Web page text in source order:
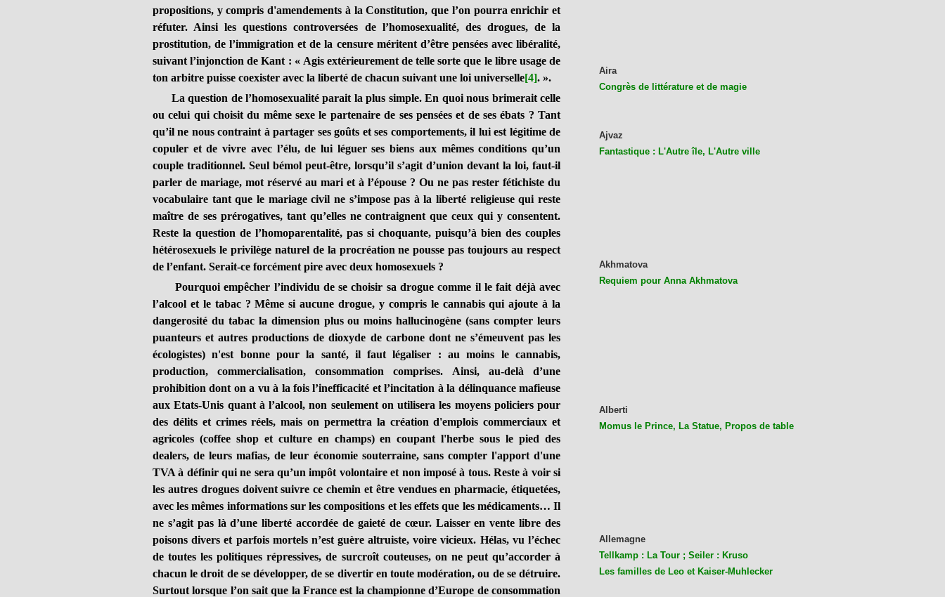
propositions, y compris d'amendements à la Constitution, que l’on pourra enrichir et
réfuter. Ainsi les questions controversées de l’homosexualité, des drogues, de la
prostitution, de l’immigration et de la censure méritent d’être pensées avec libéralité,
suivant l’injonction de Kant : « Agis extérieurement de telle sorte que le libre usage de
ton arbitre puisse coexister avec la liberté de chacun suivant une loi universelle[4]. ».
La question de l’homosexualité parait la plus simple. En quoi nous brimerait celle
ou celui qui choisit du même sexe le partenaire de ses pensées et de ses ébats ? Tant
qu’il ne nous contraint à partager ses goûts et ses comportements, il lui est légitime de
copuler et de vivre avec l’élu, de lui léguer ses biens aux mêmes conditions qu’un
couple traditionnel. Seul bémol peut-être, lorsqu’il s’agit d’union devant la loi, faut-il
parler de mariage, mot réservé au mari et à l’épouse ? Ou ne pas rester fétichiste du
vocabulaire tant que le mariage civil ne s’impose pas à la liberté religieuse qui reste
maître de ses prérogatives, tant qu’elles ne contraignent que ceux qui y consentent.
Reste la question de l’homoparentalité, pas si choquante, puisqu’à bien des couples
hétérosexuels le privilège naturel de la procréation ne pousse pas toujours au respect
de l’enfant. Serait-ce forcément pire avec deux homosexuels ?
Pourquoi empêcher l’individu de se choisir sa drogue comme il le fait déjà avec
l’alcool et le tabac ? Même si aucune drogue, y compris le cannabis qui ajoute à la
dangerosité du tabac la dimension plus ou moins hallucinogène (sans compter leurs
puanteurs et autres productions de dioxyde de carbone dont ne s’émeuvent pas les
écologistes) n'est bonne pour la santé, il faut légaliser : au moins le cannabis,
production, commercialisation, consommation comprises. Ainsi, au-delà d’une
prohibition dont on a vu à la fois l’inefficacité et l’incitation à la délinquance mafieuse
aux Etats-Unis quant à l’alcool, non seulement on utilisera les moyens policiers pour
des délits et crimes réels, mais on permettra la création d'emplois commerciaux et
agricoles (coffee shop et culture en champs) en coupant l'herbe sous le pied des
dealers, de leurs mafias, de leur économie souterraine, sans compter l'apport d'une
TVA à définir qui ne sera qu’un impôt volontaire et non imposé à tous. Reste à voir si
les autres drogues doivent suivre ce chemin et être vendues en pharmacie, étiquetées,
avec les mêmes informations sur les compositions et les effets que les médicaments… Il
ne s’agit pas là d’une liberté accordée de gaieté de cœur. Laisser en vente libre des
poisons divers et parfois mortels n’est guère altruiste, voire vicieux. Hélas, vu l’échec
de toutes les politiques répressives, de surcroît couteuses, on ne peut qu’accorder à
chacun le droit de se développer, de se divertir en toute modération, ou de se détruire.
Surtout lorsque l’on sait que la France est la championne d’Europe de consommation
Aira
Congrès de littérature et de magie
Ajvaz
Fantastique : L'Autre île, L'Autre ville
Akhmatova
Requiem pour Anna Akhmatova
Alberti
Momus le Prince, La Statue, Propos de table
Allemagne
Tellkamp : La Tour ; Seiler : Kruso
Les familles de Leo et Kaiser-Muhlecker